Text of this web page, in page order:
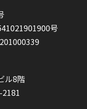
号
ル8階